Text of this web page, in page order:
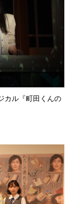
カル『町田くんの